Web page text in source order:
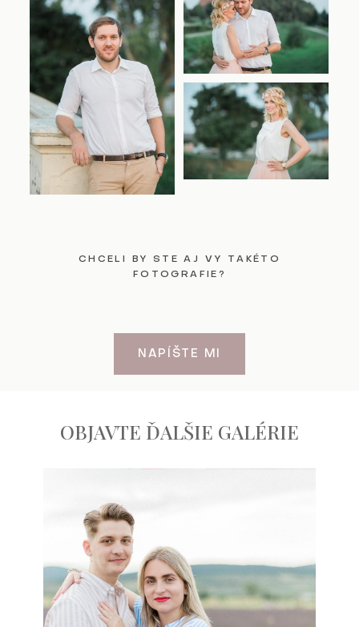
CHCELI BY STE AJ VY TAKÉTO
FOTOGRAFIE?
NAPÍŠTE MI
OBJAVTE ĎALŠIE GALÉRIE